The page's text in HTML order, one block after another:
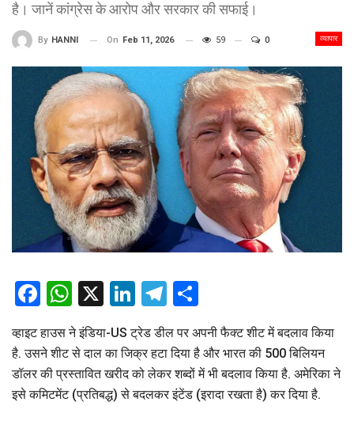
है। जानें कांग्रेस के आरोप और सरकार की सफाई।
व्यापार
By HANNI On Feb 11, 2026 59 0
Facebook
WhatsApp
X LinkedIn
Telegram
व्हाइट हाउस ने इंडिया-US ट्रेड डील पर अपनी फैक्ट शीट में बदलाव किया
है. उसने शीट से दाल का जिक्र हटा दिया है और भारत की 500 बिलियन
डॉलर की प्रस्तावित खरीद को लेकर शब्दों में भी बदलाव किया है. अमेरिका ने
इसे कमिटमेंट (प्रतिबद्ध) से बदलकर इंटेंड (इरादा रखता है) कर दिया है.